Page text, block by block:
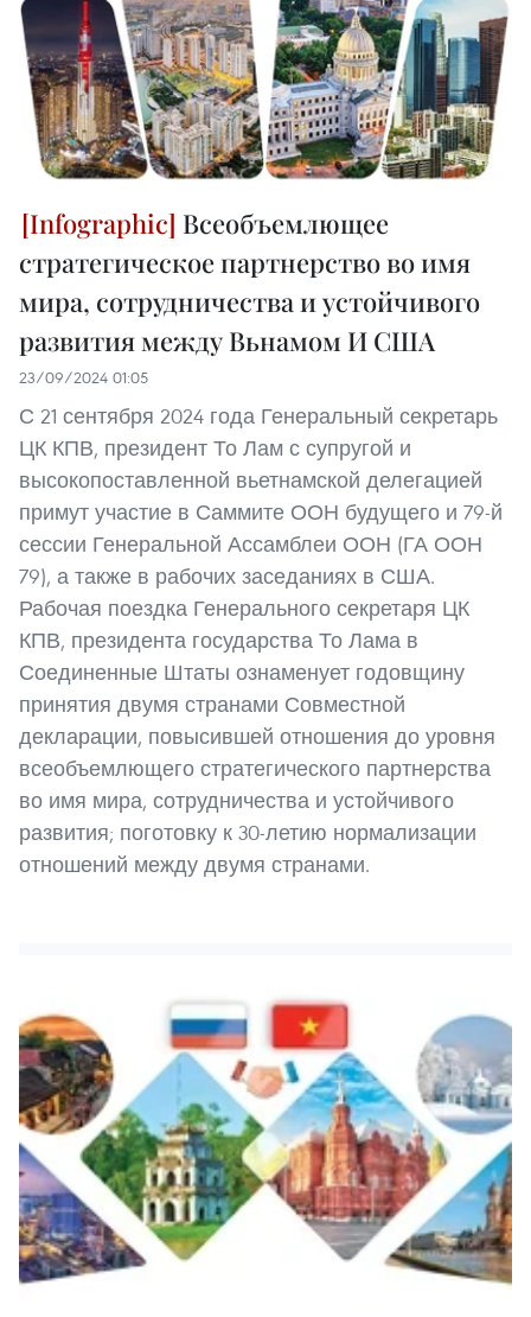
Всеобъемлющее
стратегическое партнерство во имя
мира, сотрудничества и устойчивого
развития между Вьнамом И США
23/09/2024 01:05
С 21 сентября 2024 года Генеральный секретарь
ЦК КПВ, президент То Лам с супругой и
высокопоставленной вьетнамской делегацией
примут участие в Саммите ООН будущего и 79-й
сессии Генеральной Ассамблеи ООН (ГА ООН
79), а также в рабочих заседаниях в США.
Рабочая поездка Генерального секретаря ЦК
КПВ, президента государства То Лама в
Соединенные Штаты ознаменует годовщину
принятия двумя странами Совместной
декларации, повысившей отношения до уровня
всеобъемлющего стратегического партнерства
во имя мира, сотрудничества и устойчивого
развития; поготовку к 30-летию нормализации
отношений между двумя странами.